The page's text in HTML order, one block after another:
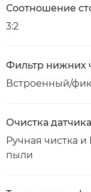
Соотношение
3:2
Фильтр нижних
Встроенный/
Очистка датчика
Ручная чистка
пыли